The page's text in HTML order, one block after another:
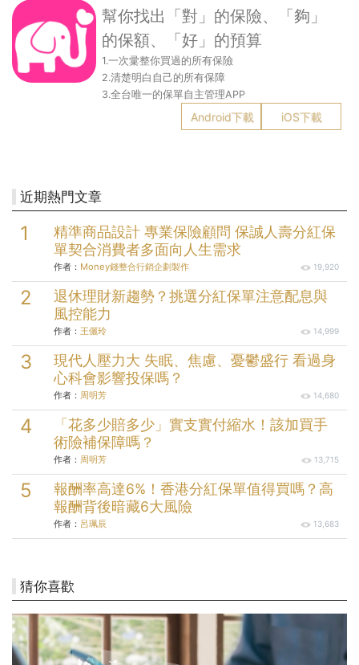
幫你找出「對」的保險、「夠」
的保額、「好」的預算
1.一次彚整你買過的所有保險
2.清楚明白自己的所有保障
3.全台唯一的保單自主管理APP
Android下載 iOS下載
近期熱門文章
精準商品設計 專業保險顧問 保誠人壽分紅保
單契合消費者多面向人生需求
作者： Money錢整合行銷企劃製作 19,920
退休理財新趨勢？挑選分紅保單注意配息與
風控能力
作者： 王儷玲 14,999
現代人壓力大 失眠、焦慮、憂鬱盛行 看過身
心科會影響投保嗎？
作者： 周明芳 14,680
「花多少賠多少」實支實付縮水！該加買手
術險補保障嗎？
作者： 周明芳 13,715
報酬率高達6%！香港分紅保單值得買嗎？高
報酬背後暗藏6大風險
作者： 呂珮辰 13,683
猜你喜歡